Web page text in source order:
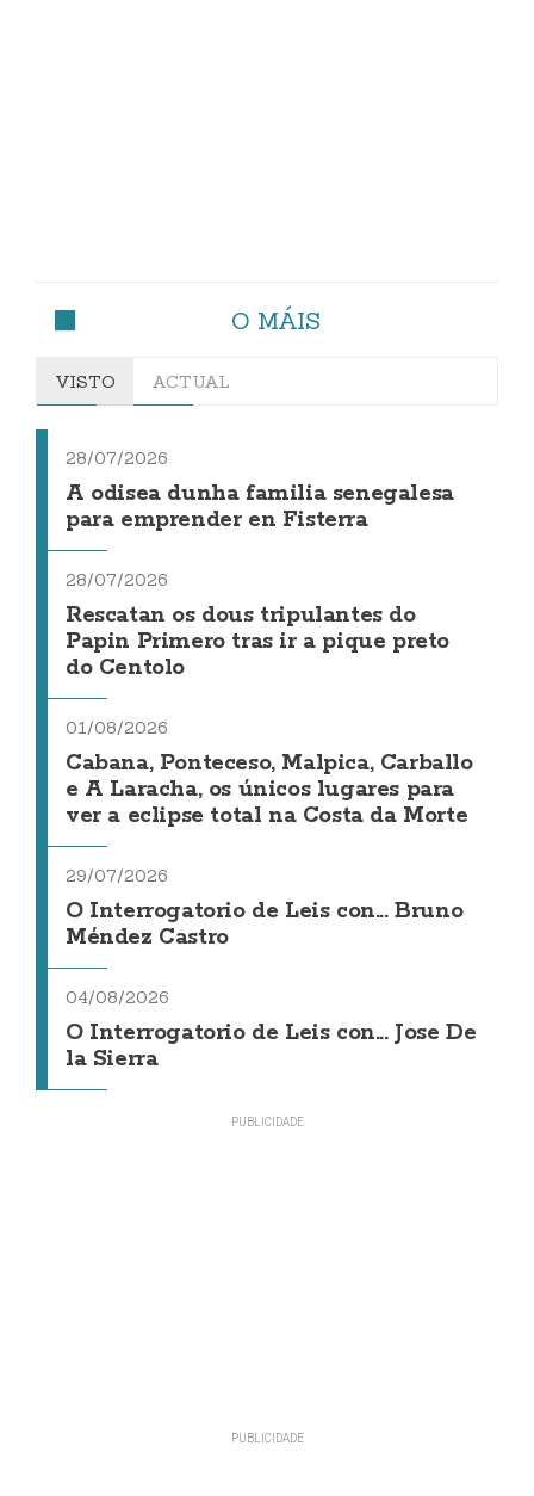
O MÁIS
VISTO ACTUAL
28/07/2026
A odisea dunha familia senegalesa
para emprender en Fisterra
28/07/2026
Rescatan os dous tripulantes do
Papin Primero tras ir a pique preto
do Centolo
01/08/2026
Cabana, Ponteceso, Malpica, Carballo
e A Laracha, os únicos lugares para
ver a eclipse total na Costa da Morte
29/07/2026
O Interrogatorio de Leis con... Bruno
Méndez Castro
04/08/2026
O Interrogatorio de Leis con... Jose De
la Sierra